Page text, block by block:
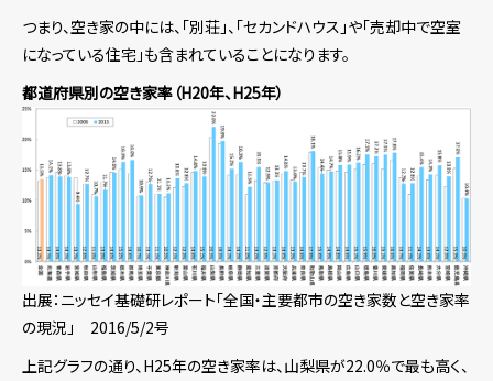
つまり、空き家の中には、「別荘」、「セカンドハウス」や「売却中で空室
になっている住宅」も含まれていることになります。
都道府県別の空き家率（H20年、H25年）
出展：ニッセイ基礎研レポート「全国・主要都市の空き家数と空き家率
の現況」 2016/5/2号
上記グラフの通り、H25年の空き家率は、山梨県が22.0％で最も高く、